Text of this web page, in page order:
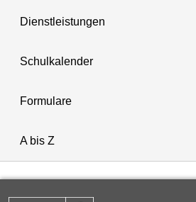
Dienstleistungen
Schulkalender
Formulare
A bis Z